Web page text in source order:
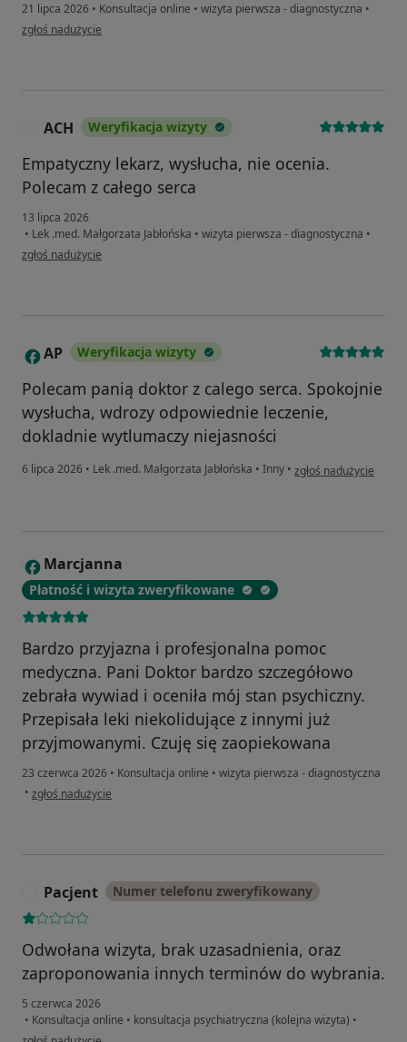
21 lipca 2026 • Konsultacja online • wizyta pierwsza - diagnostyczna •
w opinii użytkownika Marta
zgłoś nadużycie
ACH Weryfikacja wizyty
Empatyczny lekarz, wysłucha, nie ocenia.
Polecam z całego serca
13 lipca 2026
• Lek .med. Małgorzata Jabłońska • wizyta pierwsza - diagnostyczna •
w opinii użytkownika ACH
zgłoś nadużycie
A AP Weryfikacja wizyty
Polecam panią doktor z calego serca. Spokojnie
wysłucha, wdrozy odpowiednie leczenie,
dokladnie wytlumaczy niejasności
6 lipca 2026 • Lek .med. Małgorzata Jabłońska • Inny • w opinii użytkownika
zgłoś nadużycie
M Marcjanna
Płatność i wizyta zweryfikowane
Bardzo przyjazna i profesjonalna pomoc
medyczna. Pani Doktor bardzo szczegółowo
zebrała wywiad i oceniła mój stan psychiczny.
Przepisała leki niekolidujące z innymi już
przyjmowanymi. Czuję się zaopiekowana
23 czerwca 2026 • Konsultacja online • wizyta pierwsza - diagnostyczna
• w opinii użytkownika Marcjanna
zgłoś nadużycie
Pacjent Numer telefonu zweryfikowany
Odwołana wizyta, brak uzasadnienia, oraz
zaproponowania innych terminów do wybrania.
5 czerwca 2026
• Konsultacja online • konsultacja psychiatryczna (kolejna wizyta) •
w opinii użytkownika Pacjent